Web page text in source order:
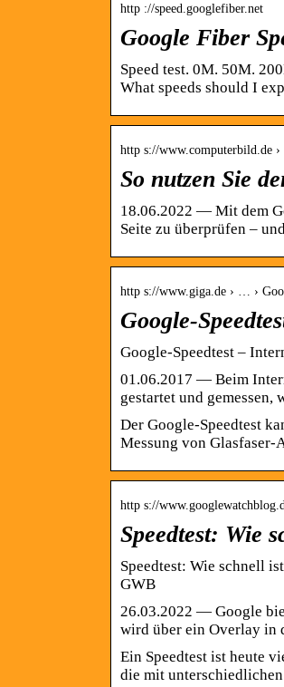
http ://speed.googlefiber.net
Google Fiber
Speed test. 0M. 50M.
What speeds should I
http s://www.computerbild.de
So nutzen Sie
18.06.2022 — Mit dem
Seite zu überprüfen –
http s://www.giga.de › … ›
Google-
Google-Speedtest –
01.06.2017 — Beim
gestartet und gemessen,
Der Google-Speedtest
Messung von Glasfaser-
http s://
Speedtest: Wie
Speedtest: Wie schnell
GWB
26.03.2022 — Google
wird über ein Overlay in
Ein Speedtest ist heute
die mit